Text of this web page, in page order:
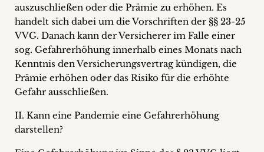
auszuschließen oder die Prämie zu erhöhen. Es
handelt sich dabei um die Vorschriften der §§ 23-25
VVG. Danach kann der Versicherer im Falle einer
sog. Gefahrerhöhung innerhalb eines Monats nach
Kenntnis den Versicherungsvertrag kündigen, die
Prämie erhöhen oder das Risiko für die erhöhte
Gefahr ausschließen.
II. Kann eine Pandemie eine Gefahrerhöhung
darstellen?